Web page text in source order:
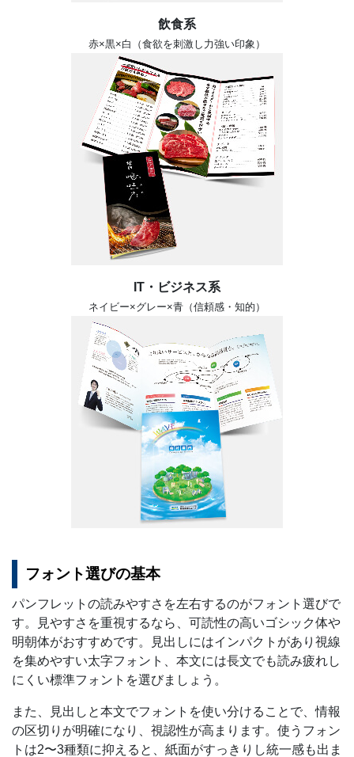
飲食系
赤×黒×白（食欲を刺激し力強い印象）
IT・ビジネス系
ネイビー×グレー×青（信頼感・知的）
フォント選びの基本
パンフレットの読みやすさを左右するのがフォント選びで
す。見やすさを重視するなら、可読性の高いゴシック体や
明朝体がおすすめです。見出しにはインパクトがあり視線
を集めやすい太字フォント、本文には長文でも読み疲れし
にくい標準フォントを選びましょう。
また、見出しと本文でフォントを使い分けることで、情報
の区切りが明確になり、視認性が高まります。使うフォン
トは2〜3種類に抑えると、紙面がすっきりし統一感も出ま